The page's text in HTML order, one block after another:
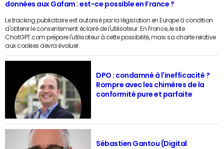
données aux Gafam : est-ce possible en France ?
Le tracking publicitaire est autorisé par la législation en Europe à condition
d'obtenir le consentement éclairé de l'utilisateur. En France, le site
ChatGPT.com prépare l'utilisateur à cette possibilité, mais sa charte relative
aux cookies devra évoluer.
DPO : condamné à l'inefficacité ?
Rompre avec les chimères de la
conformité pure et parfaite
Sébastien Gantou (Digital